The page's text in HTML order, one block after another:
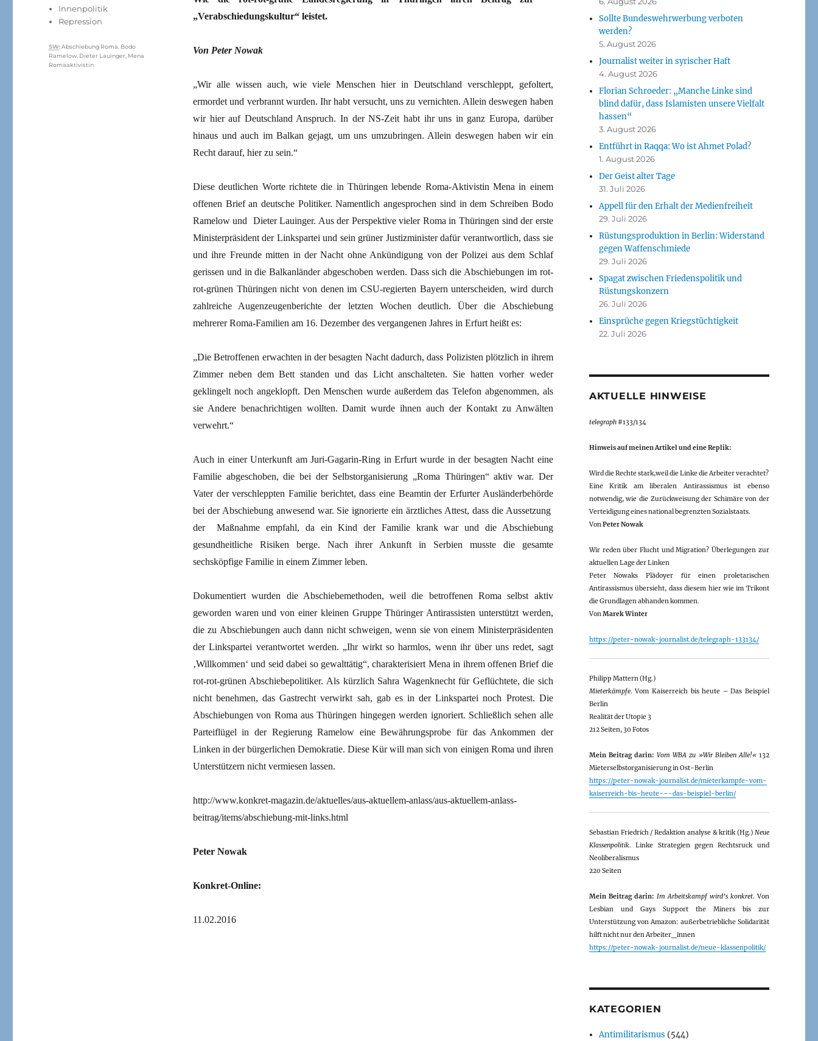
„Verabschiedungskultur“ leistet.
Von Peter Nowak
„Wir alle wissen auch, wie viele Menschen hier in Deutschland verschleppt, gefoltert,
ermordet und verbrannt wurden. Ihr habt versucht, uns zu vernichten. Allein deswegen haben
wir hier auf Deutschland Anspruch. In der NS-Zeit habt ihr uns in ganz Europa, darüber
hinaus und auch im Balkan gejagt, um uns umzubringen. Allein deswegen haben wir ein
Recht darauf, hier zu sein.“
Diese deutlichen Worte richtete die in Thüringen lebende Roma-Aktivistin Mena in einem
offenen Brief an deutsche Politiker. Namentlich angesprochen sind in dem Schreiben Bodo
Ramelow und Dieter Lauinger. Aus der Perspektive vieler Roma in Thüringen sind der erste
Ministerpräsident der Linkspartei und sein grüner Justizminister dafür verantwortlich, dass sie
und ihre Freunde mitten in der Nacht ohne Ankündigung von der Polizei aus dem Schlaf
gerissen und in die Balkanländer abgeschoben werden. Dass sich die Abschiebungen im rot-
rot-grünen Thüringen nicht von denen im CSU-regierten Bayern unterscheiden, wird durch
zahlreiche Augenzeugenberichte der letzten Wochen deutlich. Über die Abschiebung
mehrerer Roma-Familien am 16. Dezember des vergangenen Jahres in Erfurt heißt es:
„Die Betroffenen erwachten in der besagten Nacht dadurch, dass Polizisten plötzlich in ihrem
Zimmer neben dem Bett standen und das Licht anschalteten. Sie hatten vorher weder
geklingelt noch angeklopft. Den Menschen wurde außerdem das Telefon abgenommen, als
sie Andere benachrichtigen wollten. Damit wurde ihnen auch der Kontakt zu Anwälten
verwehrt.“
Auch in einer Unterkunft am Juri-Gagarin-Ring in Erfurt wurde in der besagten Nacht eine
Familie abgeschoben, die bei der Selbstorganisierung „Roma Thüringen“ aktiv war. Der
Vater der verschleppten Familie berichtet, dass eine Beamtin der Erfurter Ausländerbehörde
bei der Abschiebung anwesend war. Sie ignorierte ein ärztliches Attest, dass die Aussetzung
der Maßnahme empfahl, da ein Kind der Familie krank war und die Abschiebung
gesundheitliche Risiken berge. Nach ihrer Ankunft in Serbien musste die gesamte
sechsköpfige Familie in einem Zimmer leben.
Dokumentiert wurden die Abschiebemethoden, weil die betroffenen Roma selbst aktiv
geworden waren und von einer kleinen Gruppe Thüringer Antirassisten unterstützt werden,
die zu Abschiebungen auch dann nicht schweigen, wenn sie von einem Ministerpräsidenten
der Linkspartei verantwortet werden. „Ihr wirkt so harmlos, wenn ihr über uns redet, sagt
‚Willkommen‘ und seid dabei so gewalttätig“, charakterisiert Mena in ihrem offenen Brief die
rot-rot-grünen Abschiebepolitiker. Als kürzlich Sahra Wagenknecht für Geflüchtete, die sich
nicht benehmen, das Gastrecht verwirkt sah, gab es in der Linkspartei noch Protest. Die
Abschiebungen von Roma aus Thüringen hingegen werden ignoriert. Schließlich sehen alle
Parteiflügel in der Regierung Ramelow eine Bewährungsprobe für das Ankommen der
Linken in der bürgerlichen Demokratie. Diese Kür will man sich von einigen Roma und ihren
Unterstützern nicht vermiesen lassen.
http://www.konkret-magazin.de/aktuelles/aus-aktuellem-anlass/aus-aktuellem-anlass-
beitrag/items/abschiebung-mit-links.html
Peter Nowak
Konkret-Online:
11.02.2016
Kategorien
Innenpolitik
Repression
Schlagwörter
SW:Abschiebung Roma Bodo
Ramelow Dieter Lauinger Mena
Romaaktivistin
Sollte Bundeswehrwerbung verboten
werden?
5. August 2026
Journalist weiter in syrischer Haft
4. August 2026
Florian Schroeder: „Manche Linke sind
blind dafür, dass Islamisten unsere Vielfalt
hassen“
3. August 2026
Entführt in Raqqa: Wo ist Ahmet Polad?
1. August 2026
Der Geist alter Tage
31. Juli 2026
Appell für den Erhalt der Medienfreiheit
29. Juli 2026
Rüstungsproduktion in Berlin: Widerstand
gegen Waffenschmiede
29. Juli 2026
Spagat zwischen Friedenspolitik und
Rüstungskonzern
26. Juli 2026
Einsprüche gegen Kriegstüchtigkeit
22. Juli 2026
AKTUELLE HINWEISE
telegraph#133/134
Hinweis auf meinen Artikel und eine Replik:
Wird die Rechte stark,weil die Linke die Arbeiter verachtet?
Eine Kritik am liberalen Antirassismus ist ebenso
notwendig, wie die Zurückweisung der Schimäre von der
Verteidigung eines national begrenzten Sozialstaats.
VonPeter Nowak
Wir reden über Flucht und Migration? Überlegungen zur
aktuellen Lage der Linken
Peter Nowaks Plädoyer für einen proletarischen
Antirassismus übersieht, dass diesem hier wie im Trikont
die Grundlagen abhanden kommen.
VonMarek Winter
https://peter-nowak-journalist.de/telegraph-133134/
Philipp Mattern (Hg.)
Mieterkämpfe. Vom Kaiserreich bis heute – Das Beispiel
Berlin
Realität der Utopie 3
212 Seiten, 30 Fotos
Mein Beitrag darin: Vom WBA zu »Wir Bleiben Alle!«132
Mieterselbstorganisierung in Ost-Berlin
https://peter-nowak-journalist.de/mieterkampfe-vom-
kaiserreich-bis-heute-–-das-beispiel-berlin/
Sebastian Friedrich / Redaktion analyse & kritik (Hg.) Neue
Klassenpolitik. Linke Strategien gegen Rechtsruck und
Neoliberalismus
220 Seiten
Mein Beitrag darin: Im Arbeitskampf wird’s konkret. Von
Lesbian und Gays Support the Miners bis zur
Unterstützung von Amazon: außerbetriebliche Solidarität
hilft nicht nur den Arbeiter_innen
https://peter-nowak-journalist.de/neue-klassenpolitik/
KATEGORIEN
Antimilitarismus (544)